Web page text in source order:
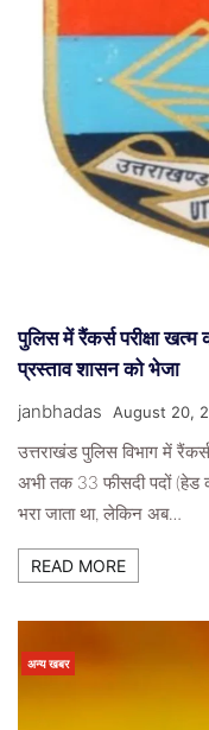
सघन पौधरोपण कर
4 Weeks Ago
पुलिस में रैंकर्स परीक्षा
प्रस्ताव शासन को भेजा
janbhadas August 20,
उत्तराखंड पुलिस विभाग में
अभी तक 33 फीसदी पदों (हेड
भरा जाता था, लेकिन अब…
READ MORE
अन्य खबर